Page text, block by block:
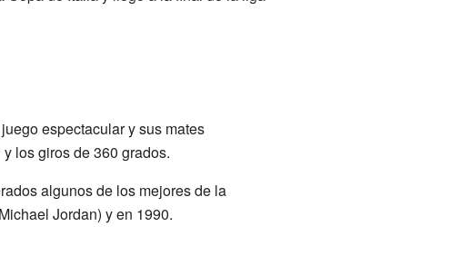
espectacular y sus mates
los giros de 360 grados.
algunos de los mejores de la
Jordan) y en 1990.